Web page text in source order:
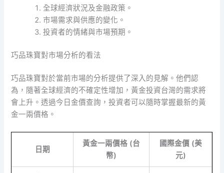
全球經濟狀況及金融政策。
市場需求與供應的變化。
投資者的情緒與市場預期。
巧品珠寶對市場分析的看法
巧品珠寶對於當前市場的分析提供了深入的見解。他們認
為，隨著全球經濟的不確定性增加，黃金投資台灣的需求將
會上升。透過今日金價查詢，投資者可以隨時掌握最新的黃
金一兩價格。
日期
黃金一兩價格 (台
幣)
國際金價 (美
元)